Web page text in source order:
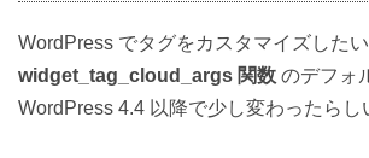
WordPress でタグをカスタマイズした
widget_tag_cloud_args 関数 のデフォ
WordPress 4.4 以降で少し変わったらし